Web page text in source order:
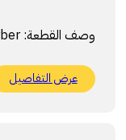
وصف القطعة:Shock Absorber
عرض التفاصيل